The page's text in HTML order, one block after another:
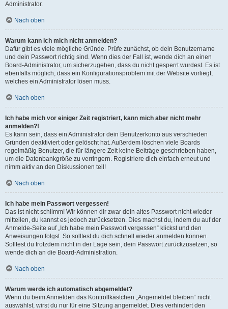
Administrator.
Nach oben
Warum kann ich mich nicht anmelden?
Dafür gibt es viele mögliche Gründe. Prüfe zunächst, ob dein Benutzername
und dein Passwort richtig sind. Wenn dies der Fall ist, wende dich an einen
Board-Administrator, um sicherzugehen, dass du nicht gesperrt wurdest. Es ist
ebenfalls möglich, dass ein Konfigurationsproblem mit der Website vorliegt,
welches ein Administrator lösen muss.
Nach oben
Ich habe mich vor einiger Zeit registriert, kann mich aber nicht mehr
anmelden?!
Es kann sein, dass ein Administrator dein Benutzerkonto aus verschieden
Gründen deaktiviert oder gelöscht hat. Außerdem löschen viele Boards
regelmäßig Benutzer, die für längere Zeit keine Beiträge geschrieben haben,
um die Datenbankgröße zu verringern. Registriere dich einfach erneut und
nimm aktiv an den Diskussionen teil!
Nach oben
Ich habe mein Passwort vergessen!
Das ist nicht schlimm! Wir können dir zwar dein altes Passwort nicht wieder
mitteilen, du kannst es jedoch zurücksetzen. Dies machst du, indem du auf der
Anmelde-Seite auf „Ich habe mein Passwort vergessen“ klickst und den
Anweisungen folgst. So solltest du dich schnell wieder anmelden können.
Solltest du trotzdem nicht in der Lage sein, dein Passwort zurückzusetzen, so
wende dich an die Board-Administration.
Nach oben
Warum werde ich automatisch abgemeldet?
Wenn du beim Anmelden das Kontrollkästchen „Angemeldet bleiben“ nicht
auswählst, wirst du nur für eine Sitzung angemeldet. Dies verhindert den